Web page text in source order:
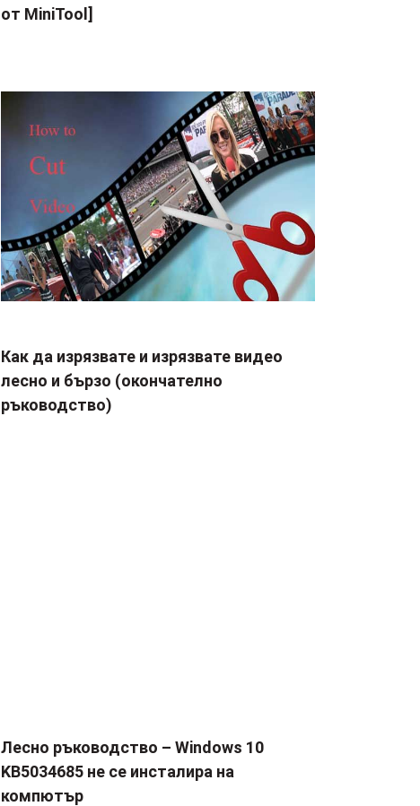
от MiniTool]
Как да изрязвате и изрязвате видео
лесно и бързо (окончателно
ръководство)
Лесно ръководство – Windows 10
KB5034685 не се инсталира на
компютър